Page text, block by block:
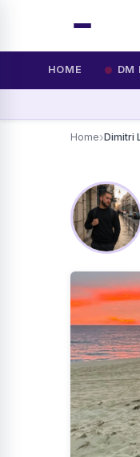
HOME DM
Home›Dimitri